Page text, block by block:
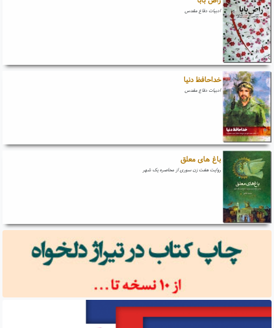
ادبیات دفاع مقدس
خداحافظ دنیا
ادبیات دفاع مقدس
باغ های معلق
روایت هفت زن سوری از محاصره یک شهر